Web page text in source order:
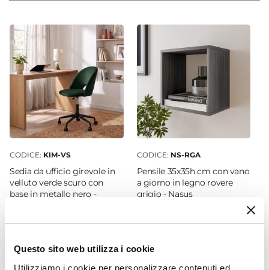
Questo sito web utilizza i cookie
Utilizziamo i cookie per personalizzare contenuti ed
Profondità
50 cm
Colore Piano
Rovere grigio
Colore Struttura
Rovere grigio
Materiale Piano
Legno nobilitato
Metallo
Struttura
Caratteristiche
Chiusura soft close
| Staffa inclusa
CODICE: KIM-VS
Sedia da ufficio girevole in
velluto verde scuro con
base in metallo nero -
CODICE: NS-RGA
Pensile 35x35h cm con vano
a giorno in legno rovere
grigio - Nasus